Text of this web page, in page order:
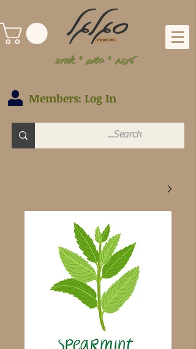
טיפוח * בישום * אווירה
Members: Log In